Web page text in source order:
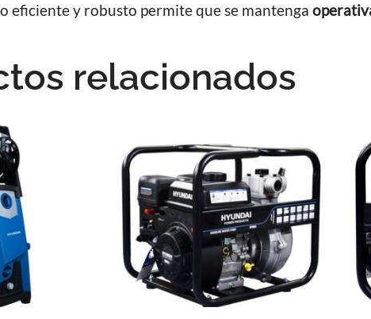
eficiente y robusto permite que se mantenga
relacionados